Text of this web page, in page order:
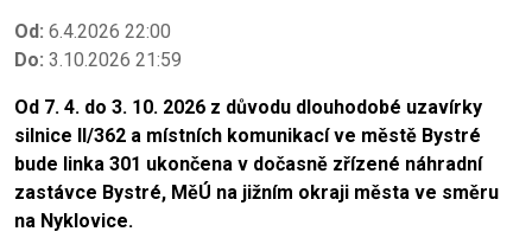
Od: 6.4.2026 22:00
Do: 3.10.2026 21:59
Od 7. 4. do 3. 10. 2026 z důvodu dlouhodobé uzavírky
silnice II/362 a místních komunikací ve městě Bystré
bude linka 301 ukončena v dočasně zřízené náhradní
zastávce Bystré, MěÚ na jižním okraji města ve směru
na Nyklovice.